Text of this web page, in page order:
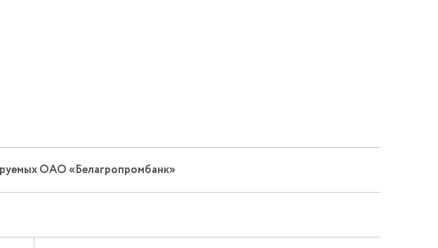
ОАО «Белагропромбанк»